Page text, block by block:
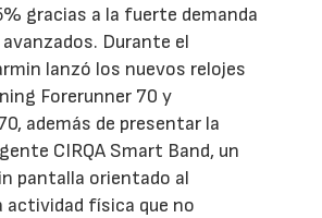
gracias a la fuerte demanda
Durante el
lanzó los nuevos relojes
Forerunner 70 y
además de presentar la
CIRQA Smart Band, un
pantalla orientado al
actividad física que no